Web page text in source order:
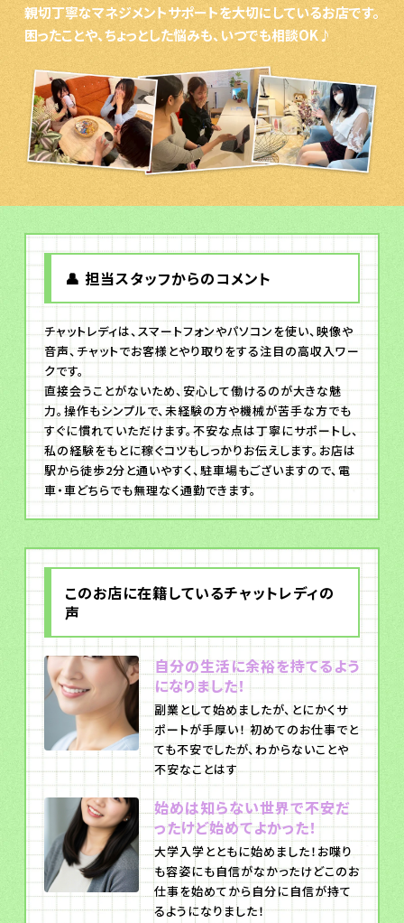
親切丁寧なマネジメントサポートを大切にしているお店です。
困ったことや、ちょっとした悩みも、いつでも相談OK♪
👤 担当スタッフからのコメント
チャットレディは、スマートフォンやパソコンを使い、映像や
音声、チャットでお客様とやり取りをする注目の高収入ワー
クです。
直接会うことがないため、安心して働けるのが大きな魅
力。操作もシンプルで、未経験の方や機械が苦手な方でも
すぐに慣れていただけます。不安な点は丁寧にサポートし、
私の経験をもとに稼ぐコツもしっかりお伝えします。お店は
駅から徒歩2分と通いやすく、駐車場もございますので、電
車・車どちらでも無理なく通勤できます。
このお店に在籍しているチャットレディの
声
自分の生活に余裕を持てるよう
になりました！
副業として始めましたが、とにかくサ
ポートが手厚い！ 初めてのお仕事でと
ても不安でしたが、わからないことや
不安なことはす
始めは知らない世界で不安だ
ったけど始めてよかった！
大学入学とともに始めました！お喋り
も容姿にも自信がなかったけどこのお
仕事を始めてから自分に自信が持て
るようになりました！